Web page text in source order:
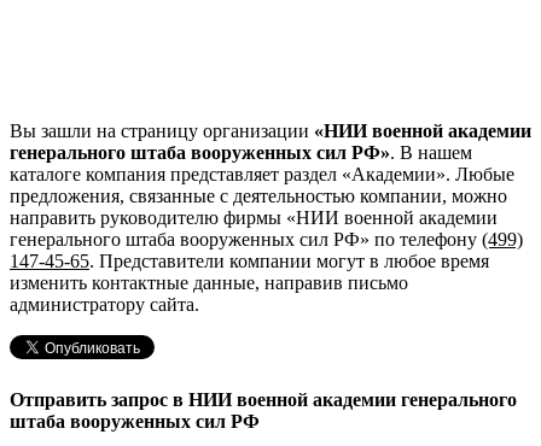
Вы зашли на страницу организации «НИИ военной академии
генерального штаба вооруженных сил РФ». В нашем
каталоге компания представляет раздел «Академии». Любые
предложения, связанные с деятельностью компании, можно
направить руководителю фирмы «НИИ военной академии
генерального штаба вооруженных сил РФ» по телефону (499)
147-45-65. Представители компании могут в любое время
изменить контактные данные, направив письмо
администратору сайта.
Отправить запрос в НИИ военной академии генерального
штаба вооруженных сил РФ